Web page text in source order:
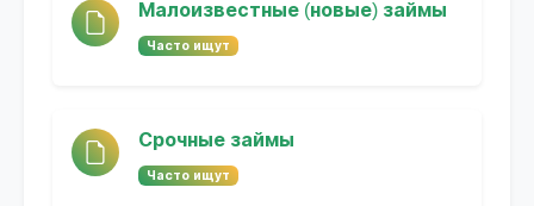
Малоизвестные (новые) займы
Часто ищут
Срочные займы
Часто ищут